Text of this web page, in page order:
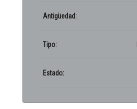
Antigüedad:
Tipo:
Estado: